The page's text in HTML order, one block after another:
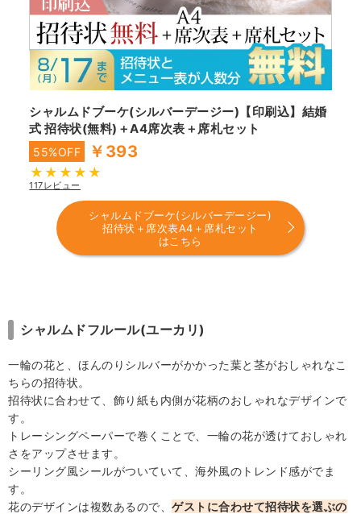
シャルムドブーケ(シルバーデージー)【印刷込】結婚
式 招待状(無料)＋A4席次表＋席札セット
55%OFF ￥393
117レビュー
シャルムドブーケ(シルバーデージー)
招待状＋席次表A4＋席札セット
はこちら
シャルムドフルール(ユーカリ)
一輪の花と、ほんのりシルバーがかかった葉と茎がおしゃれなこ
ちらの招待状。
招待状に合わせて、飾り紙も内側が花柄のおしゃれなデザインで
す。
トレーシングペーパーで巻くことで、一輪の花が透けておしゃれ
さをアップさせます。
シーリング風シールがついていて、海外風のトレンド感がでま
す。
花のデザインは複数あるので、 ゲストに合わせて招待状を選ぶの